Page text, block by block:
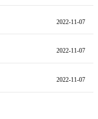
2022-11-07
2022-11-07
2022-11-07